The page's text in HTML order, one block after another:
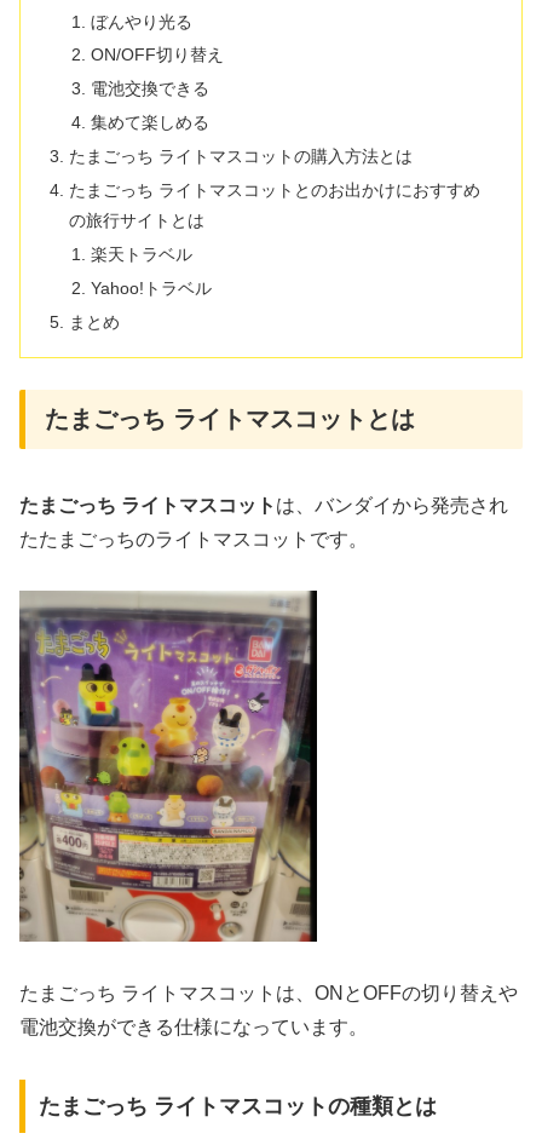
ぼんやり光る
ON/OFF切り替え
電池交換できる
集めて楽しめる
たまごっち ライトマスコットの購入方法とは
たまごっち ライトマスコットとのお出かけにおすすめ
の旅行サイトとは
楽天トラベル
Yahoo!トラベル
まとめ
たまごっち ライトマスコットとは
たまごっち ライトマスコット は、バンダイから発売され
たたまごっちのライトマスコットです。
たまごっち ライトマスコットは、ONとOFFの切り替えや
電池交換ができる仕様になっています。
たまごっち ライトマスコットの種類とは